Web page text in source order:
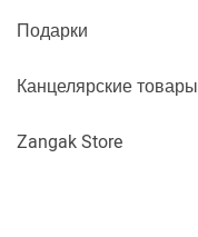
Подарки
Канцелярские товары
Zangak Store